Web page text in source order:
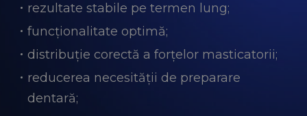
rezultate stabile pe termen lung;
funcționalitate optimă;
distribuție corectă a forțelor masticatorii;
reducerea necesității de preparare
dentară;